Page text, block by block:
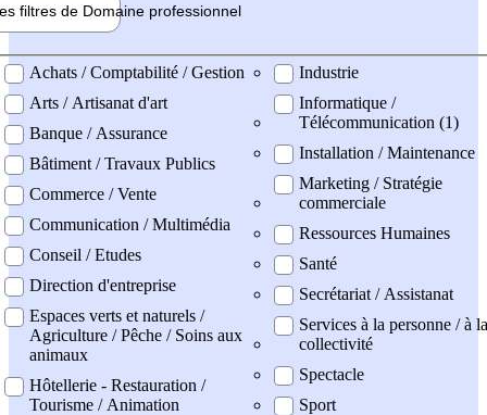
filtres de Domaine professionnel
professionel
Achats / Comptabilité / Gestion
Arts / Artisanat d'art
Banque / Assurance
Bâtiment / Travaux Publics
Commerce / Vente
Communication / Multimédia
Conseil / Etudes
Direction d'entreprise
Espaces verts et naturels /
Agriculture / Pêche / Soins aux
animaux
Hôtellerie - Restauration /
Tourisme / Animation
Industrie
Informatique /
Télécommunication (1)
Installation / Maintenance
Marketing / Stratégie
commerciale
Ressources Humaines
Santé
Secrétariat / Assistanat
Services à la personne / à la
collectivité
Spectacle
Sport